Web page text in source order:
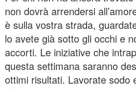
non dovrà arrendersi
è sulla vostra strada,
lo avete già sotto gli occhi e
accorti. Le iniziative che
questa settimana saranno
ottimi risultati. Lavorate sodo